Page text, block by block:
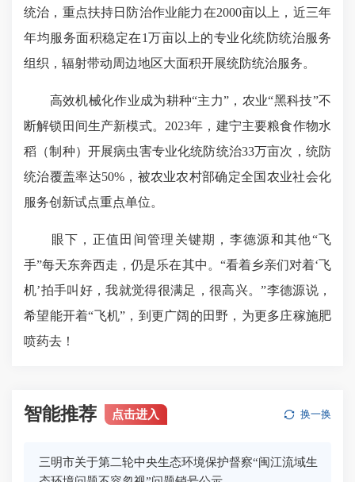
统治，重点扶持日防治作业能力在2000亩以上，近三年
年均服务面积稳定在1万亩以上的专业化统防统治服务
组织，辐射带动周边地区大面积开展统防统治服务。
高效机械化作业成为耕种“主力”，农业“黑科技”不
断解锁田间生产新模式。2023年，建宁主要粮食作物水
稻（制种）开展病虫害专业化统防统治33万亩次，统防
统治覆盖率达50%，被农业农村部确定全国农业社会化
服务创新试点重点单位。
眼下，正值田间管理关键期，李德源和其他“飞
手”每天东奔西走，仍是乐在其中。“看着乡亲们对着‘飞
机’拍手叫好，我就觉得很满足，很高兴。”李德源说，
希望能开着“飞机”，到更广阔的田野，为更多庄稼施肥
喷药去！
智能推荐 点击进入 换一换
三明市关于第二轮中央生态环境保护督察“闽江流域生